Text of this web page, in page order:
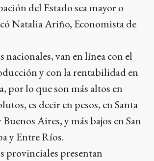
del Estado sea mayor o
Natalia Ariño, Economista de
nacionales, van en línea con el
y con la rentabilidad en
por lo que son más altos en
es decir en pesos, en Santa
Aires, y más bajos en San
y Entre Ríos.
provinciales presentan